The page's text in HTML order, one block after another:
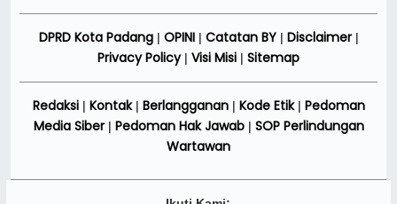
DPRD Kota Padang| OPINI| Catatan BY| Disclaimer|
Privacy Policy| Visi Misi | Sitemap
Redaksi| Kontak| Berlangganan| Kode Etik| Pedoman
Media Siber| Pedoman Hak Jawab| SOP Perlindungan
Wartawan